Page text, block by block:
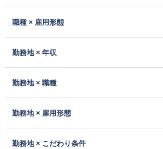
職種 × 雇用形態
勤務地 × 年収
勤務地 × 職種
勤務地 × 雇用形態
勤務地 × こだわり条件